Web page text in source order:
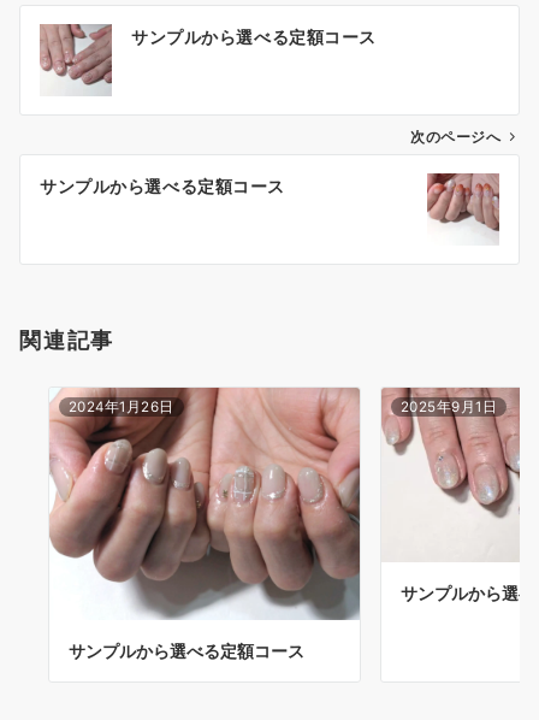
サンプルから選べる定額コース
次のページへ
サンプルから選べる定額コース
関連記事
2024年1月26日
サンプルから選べる定額コース
2025年9月1日
サンプルから選